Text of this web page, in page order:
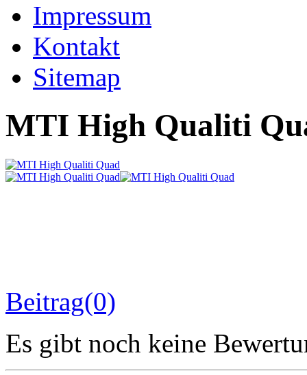
Impressum
Kontakt
Sitemap
MTI High Qualiti
Beitrag(0)
Es gibt noch keine